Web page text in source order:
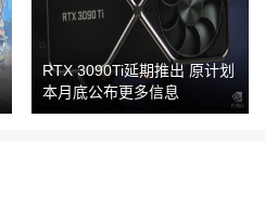
RTX 3090Ti延期推出 原计划
本月底公布更多信息